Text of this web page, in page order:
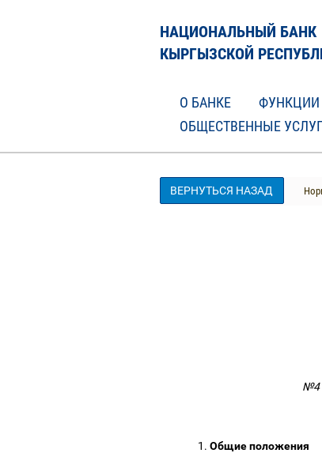
НАЦИОНАЛЬНЫЙ БАНК
КЫРГЫЗСКОЙ
О БАНКЕ ФУНКЦИИ
ОБЩЕСТВЕННЫЕ
ВЕРНУТЬСЯ НАЗАД
1. Общие положения